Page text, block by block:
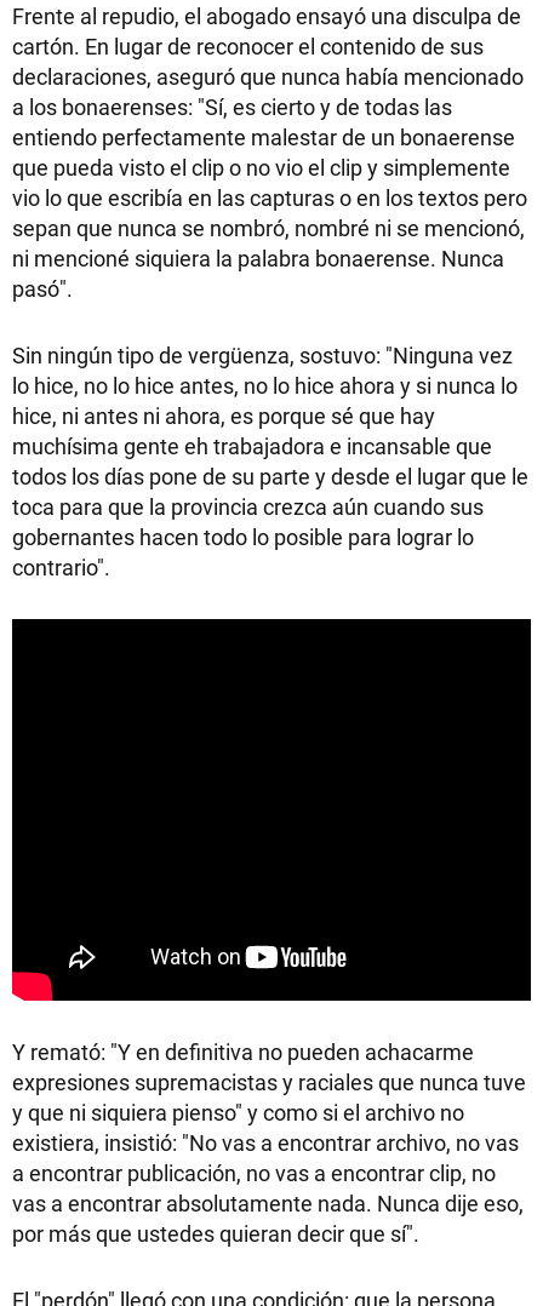
Frente al repudio, el abogado ensayó una disculpa de
cartón. En lugar de reconocer el contenido de sus
declaraciones, aseguró que nunca había mencionado
a los bonaerenses: "Sí, es cierto y de todas las
entiendo perfectamente malestar de un bonaerense
que pueda visto el clip o no vio el clip y simplemente
vio lo que escribía en las capturas o en los textos pero
sepan que nunca se nombró, nombré ni se mencionó,
ni mencioné siquiera la palabra bonaerense. Nunca
pasó".
Sin ningún tipo de vergüenza, sostuvo: "Ninguna vez
lo hice, no lo hice antes, no lo hice ahora y si nunca lo
hice, ni antes ni ahora, es porque sé que hay
muchísima gente eh trabajadora e incansable que
todos los días pone de su parte y desde el lugar que le
toca para que la provincia crezca aún cuando sus
gobernantes hacen todo lo posible para lograr lo
contrario".
Y remató: "Y en definitiva no pueden achacarme
expresiones supremacistas y raciales que nunca tuve
y que ni siquiera pienso" y como si el archivo no
existiera, insistió: "No vas a encontrar archivo, no vas
a encontrar publicación, no vas a encontrar clip, no
vas a encontrar absolutamente nada. Nunca dije eso,
por más que ustedes quieran decir que sí".
El "perdón" llegó con una condición: que la persona